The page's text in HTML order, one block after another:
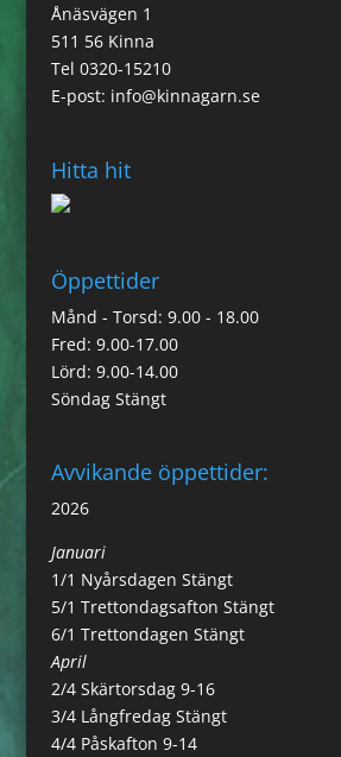
Ånäsvägen 1
511 56 Kinna
Tel 0320-15210
E-post: info@kinnagarn.se
Hitta hit
Öppettider
Månd - Torsd: 9.00 - 18.00
Fred: 9.00-17.00
Lörd: 9.00-14.00
Söndag Stängt
Avvikande öppettider:
2026
Januari
1/1 Nyårsdagen Stängt
5/1 Trettondagsafton Stängt
6/1 Trettondagen Stängt
April
2/4 Skärtorsdag 9-16
3/4 Långfredag Stängt
4/4 Påskafton 9-14